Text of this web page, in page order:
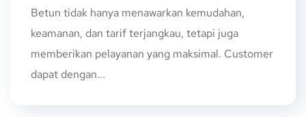
Betun tidak hanya menawarkan kemudahan,
keamanan, dan tarif terjangkau, tetapi juga
memberikan pelayanan yang maksimal. Customer
dapat dengan...